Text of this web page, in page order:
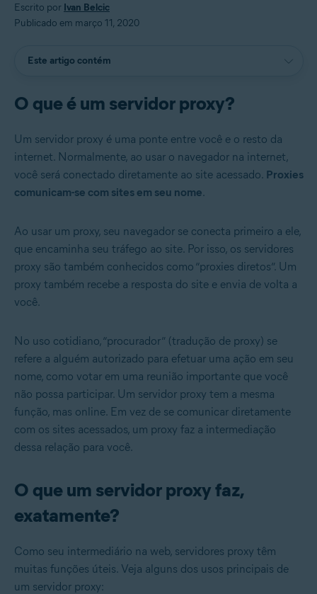
Escrito por Ivan Belcic
Publicado em março 11, 2020
Este artigo contém
O que é um servidor proxy?
Um servidor proxy é uma ponte entre você e o resto da
internet. Normalmente, ao usar o navegador na internet,
você será conectado diretamente ao site acessado. Proxies
comunicam-se com sites em seu nome.
Ao usar um proxy, seu navegador se conecta primeiro a ele,
que encaminha seu tráfego ao site. Por isso, os servidores
proxy são também conhecidos como “proxies diretos”. Um
proxy também recebe a resposta do site e envia de volta a
você.
No uso cotidiano, “procurador” (tradução de proxy) se
refere a alguém autorizado para efetuar uma ação em seu
nome, como votar em uma reunião importante que você
não possa participar. Um servidor proxy tem a mesma
função, mas online. Em vez de se comunicar diretamente
com os sites acessados, um proxy faz a intermediação
dessa relação para você.
O que um servidor proxy faz,
exatamente?
Como seu intermediário na web, servidores proxy têm
muitas funções úteis. Veja alguns dos usos principais de
um servidor proxy: